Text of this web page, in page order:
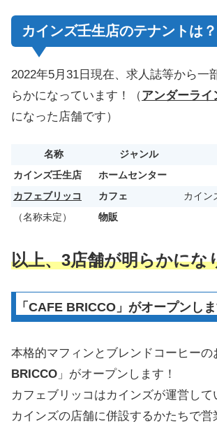
カインズ壬生店のテナントは？
2022年5月31日現在、求人誌等から一
らかになっています！（アンダーライ
になった店舗です）
名称 ジャンル
カインズ壬生店
ホームセンター
カフェブリッコ
カフェ
カイン
（名称未定）
物販
以上、3店舗が明らかにな
「CAFE BRICCO」がオープンしま
本格的マフィンとブレンドコーヒーの
BRICCO 」がオープンします！
カフェブリッコはカインズが運営して
カインズの店舗に併設するかたちで営